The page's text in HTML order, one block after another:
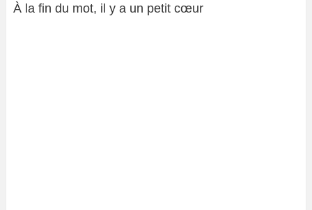
À la fin du mot, il y a un petit cœur